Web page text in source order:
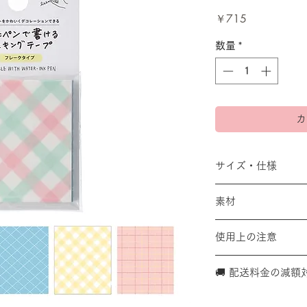
￥715
数量 *
サイズ・仕様
仕様/5柄各6枚入・
素材
使用上の注意
＊筆記には水性ペ
🚚 配送料金の減額